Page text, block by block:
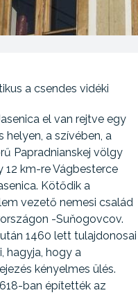
a csendes vidéki
el van rejtve egy
helyen, a szívében, a
Papradnianskej völgy
12 km-re Vágbesterce
Kötődik a
vezető nemesi család
-Suňogovcov.
1460 lett tulajdonosai
hagyja, hogy a
kényelmes ülés.
ban építették az